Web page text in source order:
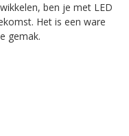
ben je met LED
Het is een ware
gemak.